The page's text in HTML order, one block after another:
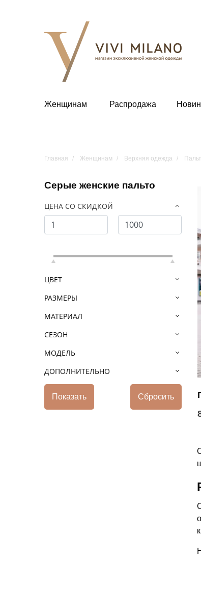
Женщинам Распродажа
Главная Женщинам Верхняя одежда
Серые женские пальто
ЦЕНА СО СКИДКОЙ
ЦВЕТ
РАЗМЕРЫ
МАТЕРИАЛ
СЕЗОН
МОДЕЛЬ
ДОПОЛНИТЕЛЬНО